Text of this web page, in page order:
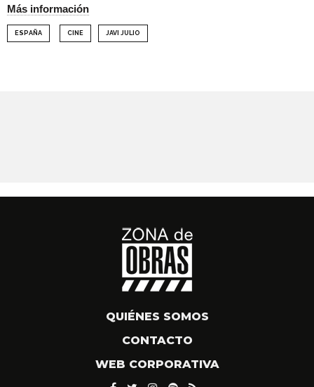
Más información
ESPAÑA CINE JAVI JULIO
QUIÉNES SOMOS
CONTACTO
WEB CORPORATIVA